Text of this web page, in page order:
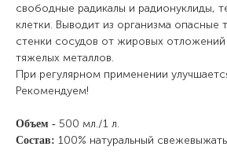
свободные радикалы и радионуклиды,
клетки. Выводит из организма опасные
стенки сосудов от жировых
тяжелых металлов.
При регулярном применении
Рекомендуем!
Объем - 500 мл./1 л.
Состав: 100% натуральный